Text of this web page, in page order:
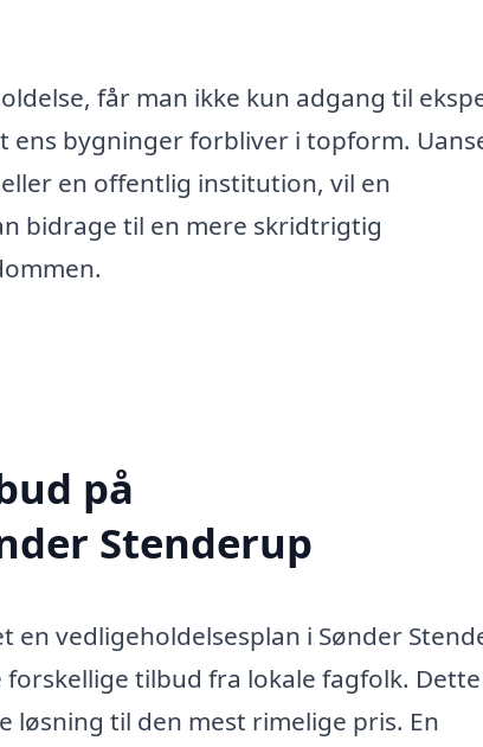
får man ikke kun adgang til
ens bygninger forbliver i topform.
en offentlig institution, vil en
bidrage til en mere skridtrigtig
på
Stenderup
vedligeholdelsesplan i Sønder
tilbud fra lokale fagfolk.
til den mest rimelige pris. En